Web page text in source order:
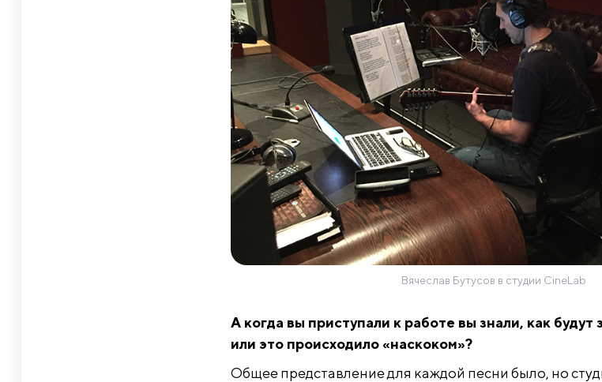
Вячеслав Бутусов в студии CineLab
А когда вы приступали к работе вы знали, как будут
или это происходило «наскоком»?
Общее представление для каждой песни было, но